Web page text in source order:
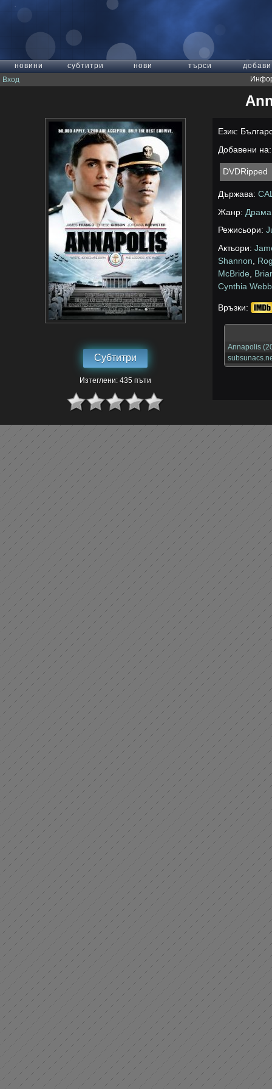
новини субтитри нови търси
добави
Вход
Субтитри
Изтеглени: 435 пъти
Език:
Добавени
DVDRipped
Държава:
Жанр: Драма
Режисьори:
Актьори:
Shannon
McBride
Cynthia Webb
Връзки:
Annapolis